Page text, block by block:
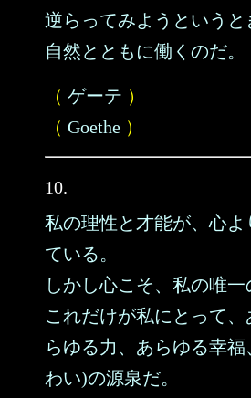
逆らってみようというと
自然とともに働くのだ。
（ ゲーテ ）
（ Goethe ）
10.
私の理性と才能が、心
ている。
しかし心こそ、私の唯一
これだけが私にとって
らゆる力、あらゆる幸
わい)の源泉だ。